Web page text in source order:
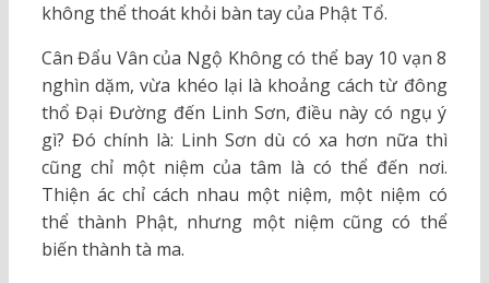
không thể thoát khỏi bàn tay của Phật Tổ.
Cân Đẩu Vân của Ngộ Không có thể bay 10 vạn 8
nghìn dặm, vừa khéo lại là khoảng cách từ đông
thổ Đại Đường đến Linh Sơn, điều này có ngụ ý
gì? Đó chính là: Linh Sơn dù có xa hơn nữa thì
cũng chỉ một niệm của tâm là có thể đến nơi.
Thiện ác chỉ cách nhau một niệm, một niệm có
thể thành Phật, nhưng một niệm cũng có thể
biến thành tà ma.